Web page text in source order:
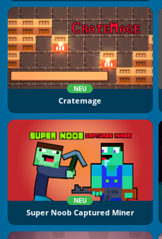
NEU
Cratemage
NEU
Super Noob Captured Miner